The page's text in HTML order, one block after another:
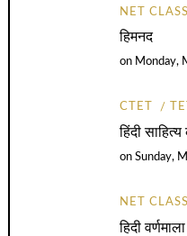
NET CLASS
हिमनद
on Monday,
CTET
हिंदी
onSunday,
NET CLASS
हिदी वर्णमाला